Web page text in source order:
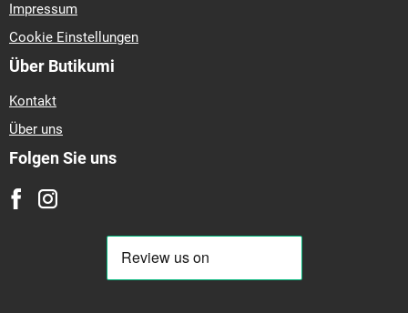
Impressum
Cookie Einstellungen
Über Butikumi
Kontakt
Über uns
Folgen Sie uns